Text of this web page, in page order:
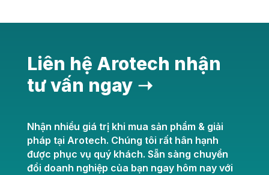
Liên hệ Arotech nhận
tư vấn ngay ➝
Nhận nhiều giá trị khi mua sản phẩm & giải
pháp tại Arotech. Chúng tôi rất hân hạnh
được phục vụ quý khách. Sẵn sàng chuyển
đổi doanh nghiệp của bạn ngay hôm nay với